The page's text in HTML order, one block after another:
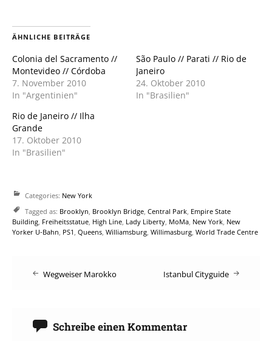
in
neuem
Fenster
in
neuem
Fenster
ÄHNLICHE BEITRÄGE
Colonia del Sacramento //
Montevideo // Córdoba
7. November 2010
In "Argentinien"
São Paulo // Parati // Rio de
Janeiro
24. Oktober 2010
In "Brasilien"
Rio de Janeiro // Ilha
Grande
17. Oktober 2010
In "Brasilien"
Categories: New York
Tagged as: Brooklyn, Brooklyn Bridge, Central Park, Empire State
Building, Freiheitsstatue, High Line, Lady Liberty, MoMa, New York, New
Yorker U-Bahn, PS1 , Queens, Williamsburg, Willimasburg, World Trade Centre
Post
Wegweiser Marokko Istanbul Cityguide
Schreibe einen Kommentar